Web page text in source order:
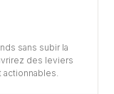
sans subir la
des leviers